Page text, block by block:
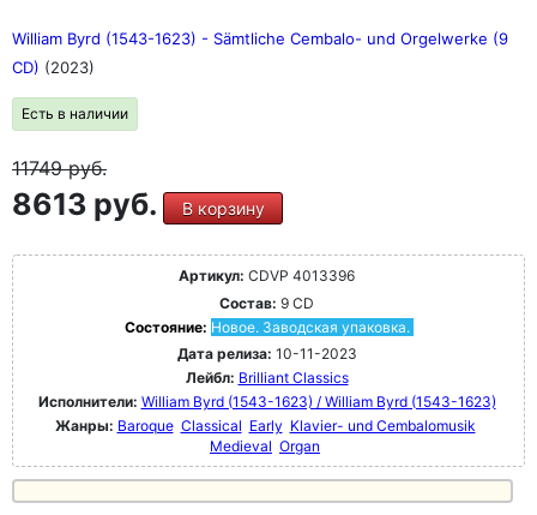
William Byrd (1543-1623) - Sämtliche Cembalo- und Orgelwerke (9
CD) (2023)
Есть в наличии
11749руб.
8613 руб. В корзину
Артикул: CDVP 4013396
Состав: 9 CD
Состояние: Новое. Заводская упаковка.
Дата релиза: 10-11-2023
Лейбл: Brilliant Classics
Исполнители: William Byrd (1543-1623) / William Byrd (1543-1623)
Жанры: Baroque Classical Early Klavier- und Cembalomusik
Medieval Organ